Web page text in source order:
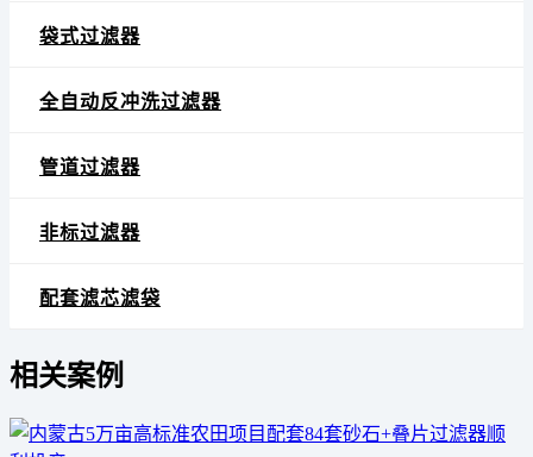
袋式过滤器
全自动反冲洗过滤器
管道过滤器
非标过滤器
配套滤芯滤袋
相关案例